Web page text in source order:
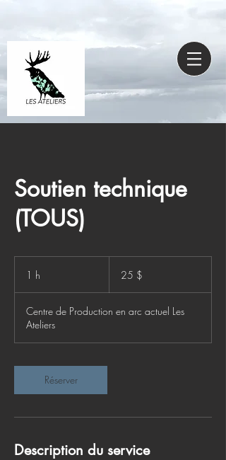
Soutien technique
(TOUS)
1 h 25 $
Centre de Production en arc actuel Les
Ateliers
Réserver
Description du service